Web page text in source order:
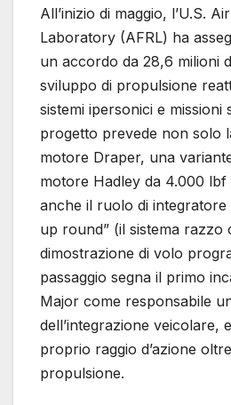
All’inizio di maggio, l’U.S.
Laboratory (AFRL) ha
un accordo da 28,6 milioni
sviluppo di propulsione
sistemi ipersonici e
progetto prevede non solo
motore Draper, una
motore Hadley da 4.000 lbf
anche il ruolo di integratore
up round” (il sistema razzo
dimostrazione di volo
passaggio segna il primo
Major come responsabile
dell’integrazione veicolare,
proprio raggio d’azione
propulsione.